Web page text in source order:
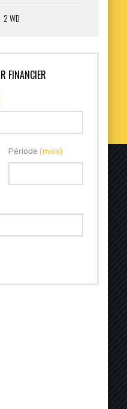
2 WD
FINANCIER
Période (mois)